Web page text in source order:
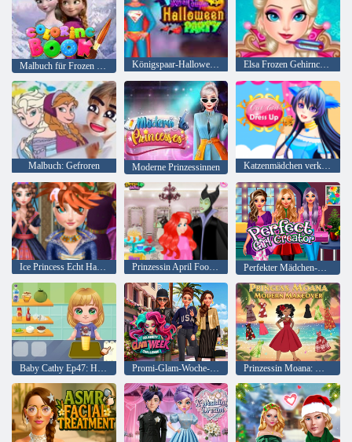
Königspaar-Halloween-Party Elsa Frozen Gehirnchirurgie
Malbuch: Gefroren Moderne Prinzessinnen Katzenmädchen verkleiden sich
Ice Princess Echt Haircuts Prinzessin April Fools Friseursalon Perfekter Mädchen-Schöpfer
Baby Cathy Ep47: Hübsche Getränke Promi-Glam-Woche-Herausforderung Prinzessin Moana: Modernes Makeover